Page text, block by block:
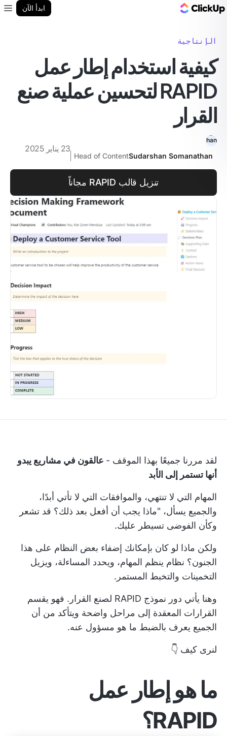
ابدأ الآن
الإنتاجية
كيفية استخدام إطار عمل
RAPID لتحسين عملية صنع
القرار
Sudarshan Somanathan
Head of Content
23 يناير 2025
تنزيل قالب RAPID مجاناً
لقد مررنا جميعًا بهذا الموقف - عالقون في مشاريع يبدو
أنها تستمر إلى الأبد
المهام التي لا تنتهي، والموافقات التي لا تأتي أبدًا،
والجميع يسأل، "ماذا يجب أن أفعل بعد ذلك؟ قد تشعر
وكأن الفوضى تسيطر عليك.
ولكن ماذا لو كان بإمكانك إضفاء بعض النظام على هذا
الجنون؟ نظام ينظم المهام، ويحدد المساءلة، ويزيل
التخمينات والتخبط المستمر.
وهنا يأتي دور نموذج RAPID لصنع القرار. فهو يقسم
القرارات المعقدة إلى مراحل واضحة ويتأكد من أن
الجميع يعرف بالضبط ما هو مسؤول عنه.
لنرى كيف 👇
ما هو إطار عمل
RAPID؟